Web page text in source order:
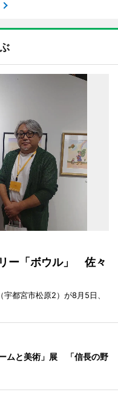
ー「ボウル」 佐々
都宮市松原2）が8月5日、
ムと美術」展 「信長の野